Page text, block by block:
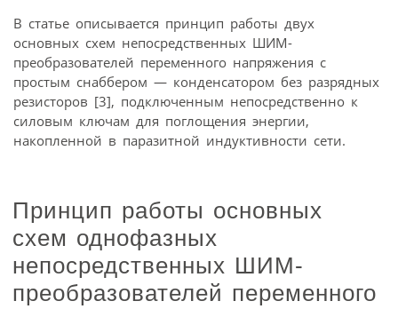
В статье описывается принцип работы двух
основных схем непосредственных ШИМ-
преобразователей переменного напряжения с
простым снаббером — конденсатором без разрядных
резисторов [3], подключенным непосредственно к
силовым ключам для поглощения энергии,
накопленной в паразитной индуктивности сети.
Принцип работы основных
схем однофазных
непосредственных ШИМ-
преобразователей переменного